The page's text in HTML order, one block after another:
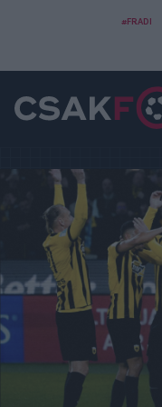
#FRADI